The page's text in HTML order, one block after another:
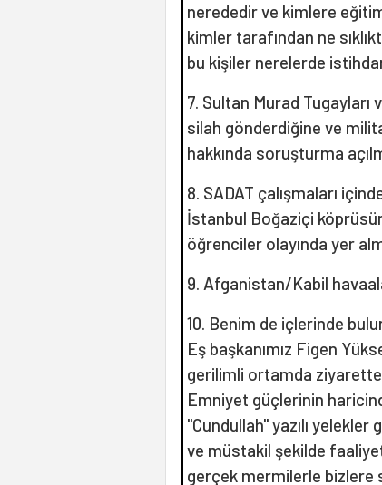
nerededir ve kimlere
kimler tarafından ne
bu kişiler nerelerde
7. Sultan Murad
silah gönderdiğine ve
hakkında soruşturma
8. SADAT çalışmaları
İstanbul Boğaziçi
öğrenciler olayında yer
9. Afganistan/Kabil
10. Benim de içlerinde
Eş başkanımız Figen
gerilimli ortamda ziyarette
Emniyet güçlerinin
"Cundullah" yazılı yelekler
ve müstakil şekilde
gerçek mermilerle bizlere